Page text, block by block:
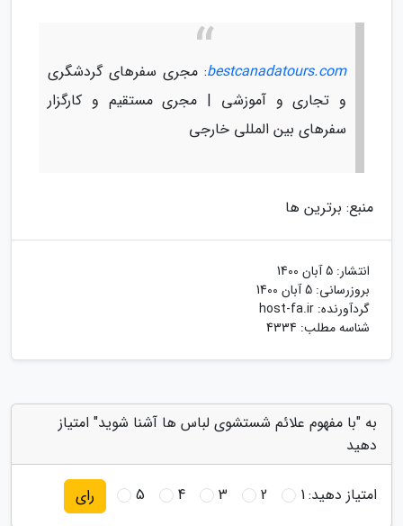
bestcanadatours.com: مجری سفرهای گردشگری
و تجاری و آموزشی | مجری مستقیم و کارگزار
سفرهای بین المللی خارجی
منبع: برترین ها
انتشار: 5 آبان 1400
بروزرسانی: 5 آبان 1400
گردآورنده: host-fa.ir
شناسه مطلب: 4334
به "با مفهوم علائم شستشوی لباس ها آشنا شوید" امتیاز
دهید
امتیاز دهید:1
2
3
4
5 رای